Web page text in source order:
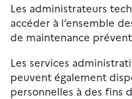
Les administrateurs
accéder à l’ensemble
de maintenance
Les services
peuvent également
personnelles à des fins